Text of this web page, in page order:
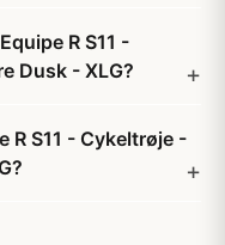
R S11 -
Dusk - XLG?
R S11 - Cykeltrøje -